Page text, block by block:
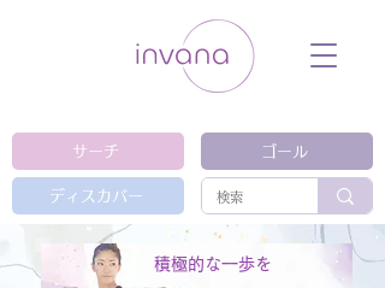
ガ 瞑想 栄養 医学 レッスン レクチャ
ー ​ストレス 免疫力 睡眠 メンタルヘル
サーチ
ディスカバー
ゴール
積極的な一歩を